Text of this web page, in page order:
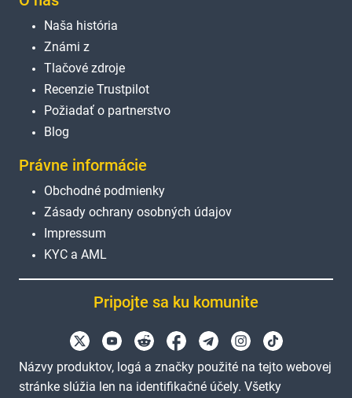
Naša história
Známi z
Tlačové zdroje
Recenzie Trustpilot
Požiadať o partnerstvo
Blog
Právne informácie
Obchodné podmienky
Zásady ochrany osobných údajov
Impressum
KYC a AML
Pripojte sa ku komunite
Názvy produktov, logá a značky použité na tejto webovej
stránke slúžia len na identifikačné účely. Všetky